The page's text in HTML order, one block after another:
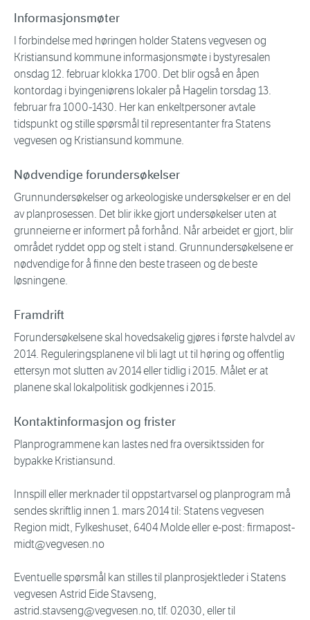
Informasjonsmøter
I forbindelse med høringen holder Statens vegvesen og
Kristiansund kommune informasjonsmøte i bystyresalen
onsdag 12. februar klokka 1700. Det blir også en åpen
kontordag i byingeniørens lokaler på Hagelin torsdag 13.
februar fra 1000-1430. Her kan enkeltpersoner avtale
tidspunkt og stille spørsmål til representanter fra Statens
vegvesen og Kristiansund kommune.
Nødvendige forundersøkelser
Grunnundersøkelser og arkeologiske undersøkelser er en del
av planprosessen. Det blir ikke gjort undersøkelser uten at
grunneierne er informert på forhånd. Når arbeidet er gjort, blir
området ryddet opp og stelt i stand. Grunnundersøkelsene er
nødvendige for å finne den beste traseen og de beste
løsningene.
Framdrift
Forundersøkelsene skal hovedsakelig gjøres i første halvdel av
2014. Reguleringsplanene vil bli lagt ut til høring og offentlig
ettersyn mot slutten av 2014 eller tidlig i 2015. Målet er at
planene skal lokalpolitisk godkjennes i 2015.
Kontaktinformasjon og frister
Planprogrammene kan lastes ned fra oversiktssiden for
bypakke Kristiansund.
Innspill eller merknader til oppstartvarsel og planprogram må
sendes skriftlig innen 1. mars 2014 til: Statens vegvesen
Region midt, Fylkeshuset, 6404 Molde eller e-post: firmapost-
midt@vegvesen.no
Eventuelle spørsmål kan stilles til planprosjektleder i Statens
vegvesen Astrid Eide Stavseng,
astrid.stavseng@vegvesen.no, tlf. 02030, eller til